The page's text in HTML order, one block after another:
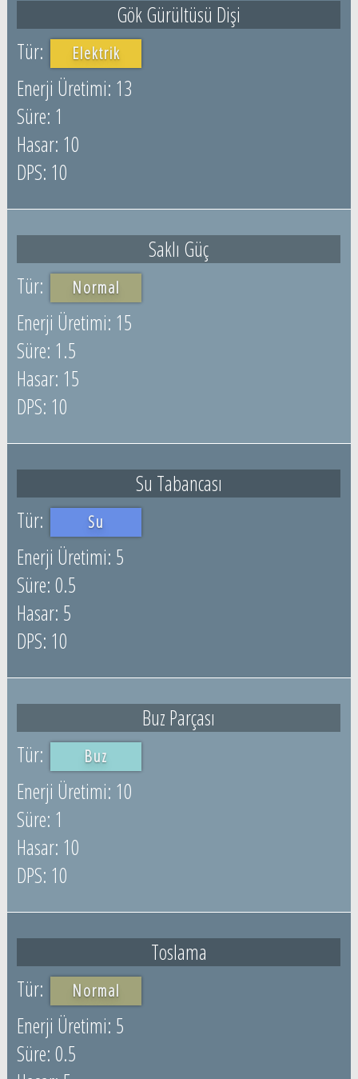
Gök Gürültüsü Dişi
Elektrik
13
1
10
10
Saklı Güç
Normal
15
1.5
15
10
Su Tabancası
Su
5
0.5
5
10
Buz Parçası
Buz
10
1
10
10
Toslama
Normal
5
0.5